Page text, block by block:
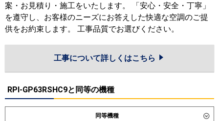
案・お見積り・施工をいたします。 「安心・安全・丁寧」
を遵守し、お客様のニーズにお答えした快適な空調のご提
供をお約束します。 工事品質でお選びください。
工事について詳しくはこちら
RPI-GP63RSHC9と同等の機種
同等機種